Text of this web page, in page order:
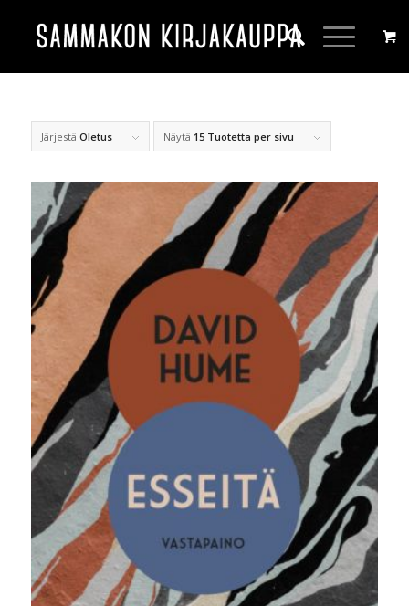
Järjestä Oletus Näytä 15 Tuotetta per sivu